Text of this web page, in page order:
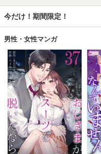
今だけ！期間限定！
男性・女性マンガ